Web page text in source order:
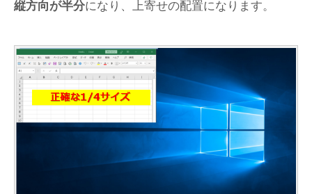
縦方向が半分になり、上寄せの配置になります。